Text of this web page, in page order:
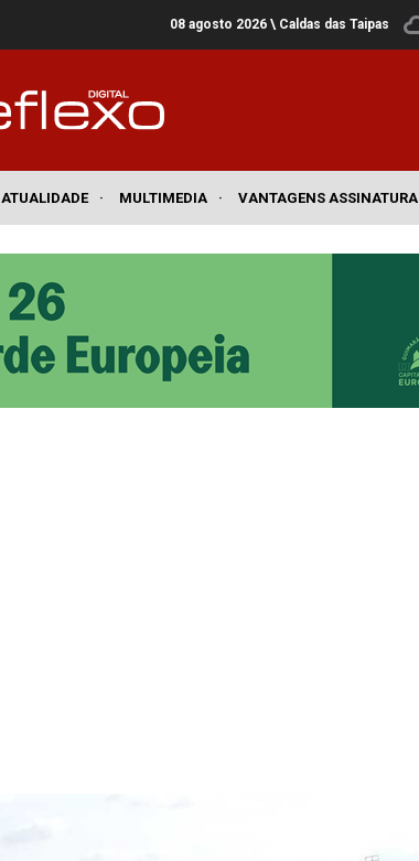
08 agosto 2026 \ Caldas das Taipas
ATUALIDADE · MULTIMEDIA · VANTAGENS ASSINATURA